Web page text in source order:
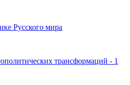
Русского мира
трансформаций - 1